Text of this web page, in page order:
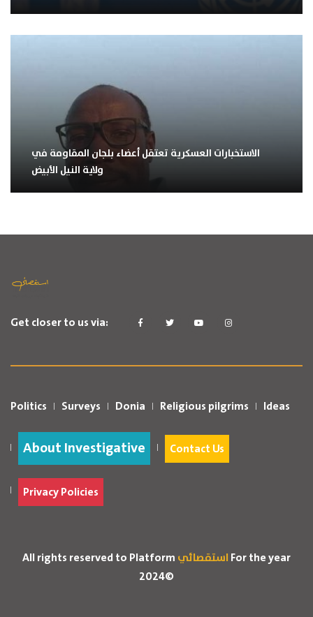
الاستخبارات العسكرية تعتقل أعضاء بلجان المقاومة في
ولاية النيل الأبيض
Get closer to us via:
Politics Surveys Donia Religious pilgrims Ideas
About Investigative Contact Us
Privacy Policies
All rights reserved to PlatformاستقصائيFor the year
2024©